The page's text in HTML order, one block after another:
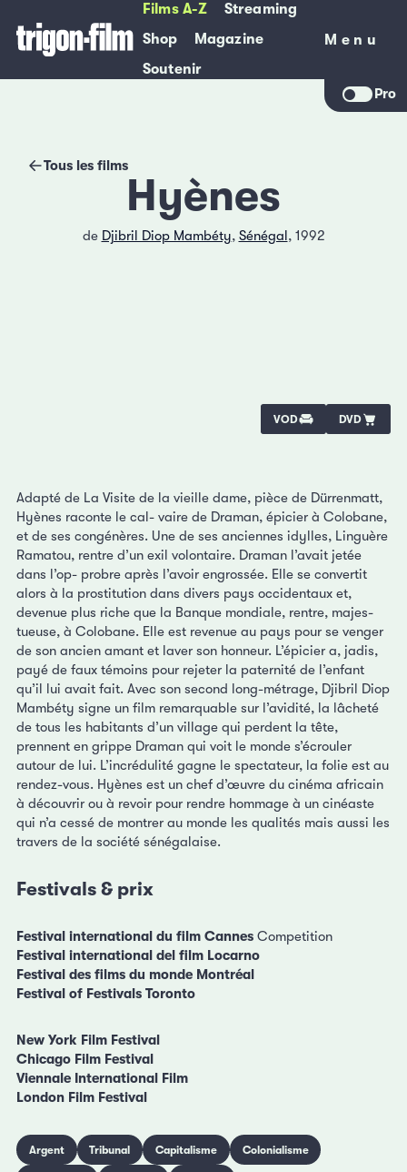
Films A-Z
Streaming
Shop
Magazine
Soutenir
Menu
Menu
Pro
Tous les films
Hyènes
de Djibril Diop Mambéty, Sénégal, 1992
VOD DVD
Adapté de La Visite de la vieille dame, pièce de Dürrenmatt,
Hyènes raconte le cal- vaire de Draman, épicier à Colobane,
et de ses congénères. Une de ses anciennes idylles, Linguère
Ramatou, rentre d’un exil volontaire. Draman l’avait jetée
dans l’op- probre après l’avoir engrossée. Elle se convertit
alors à la prostitution dans divers pays occidentaux et,
devenue plus riche que la Banque mondiale, rentre, majes-
tueuse, à Colobane. Elle est revenue au pays pour se venger
de son ancien amant et laver son honneur. L’épicier a, jadis,
payé de faux témoins pour rejeter la paternité de l’enfant
qu’il lui avait fait. Avec son second long-métrage, Djibril Diop
Mambéty signe un film remarquable sur l’avidité, la lâcheté
de tous les habitants d’un village qui perdent la tête,
prennent en grippe Draman qui voit le monde s’écrouler
autour de lui. L’incrédulité gagne le spectateur, la folie est au
rendez-vous. Hyènes est un chef d’œuvre du cinéma africain
à découvrir ou à revoir pour rendre hommage à un cinéaste
qui n’a cessé de montrer au monde les qualités mais aussi les
travers de la société sénégalaise.
Festivals & prix
Festival international du film Cannes Competition
Festival international del film Locarno
Festival des films du monde Montréal
Festival of Festivals Toronto
New York Film Festival
Chicago Film Festival
Viennale International Film
London Film Festival
Argent Tribunal Capitalisme Colonialisme